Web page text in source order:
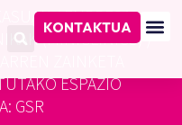
KONTAKTUA
/ENPRESA
(MINICLINICS) /
ZAINKETA
ESPAZIO
GSR